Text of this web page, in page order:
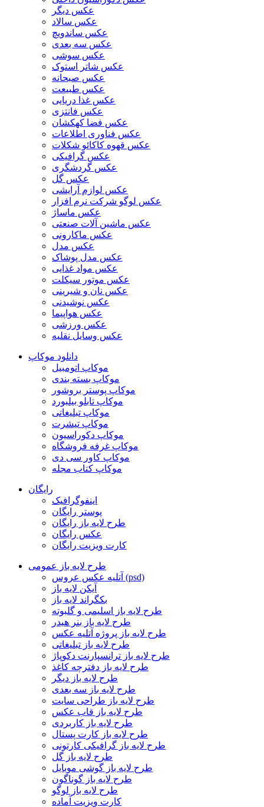
عکس دیگر
عکس سالاد
عکس ساندویچ
عکس سه بعدی
عکس سوشی
عکس شاتر استوک
عکس صبحانه
عکس طبیعت
عکس غذا دریایی
عکس فانتزی
عکس فضا کهکشان
عکس فناوری اطلاعات
عکس قهوه کاکائو شکلات
عکس گرافیکی
عکس گردشگری
عکس گل
عکس لوازم آرایشی
عکس لوگو شرکت نرم افزار
عکس ماساژ
عکس ماشین آلات صنعتی
عکس ماکارونی
عکس مدل
عکس مدل پوشاک
عکس مواد غذایی
عکس موتور سیکلت
عکس نان و شیرینی
عکس نوشیدنی
عکس هواپیما
عکس ورزشی
عکس وسایل نقلیه
دانلود موکاپ
موکاپ اتومبیل
موکاپ بسته بندی
موکاپ پوستر بروشور
موکاپ تابلو بیلبورد
موکاپ تبلیغاتی
موکاپ تیشرت
موکاپ دکوراسیون
موکاپ غرفه فروشگاه
موکاپ کاور سی دی
موکاپ کتاب مجله
رایگان
اینفوگرافیک
پوستر رایگان
طرح لایه باز رایگان
عکس رایگان
کارت ویزیت رایگان
طرح لایه باز عمومی
آتلیه عکس عروس (psd)
آیکن لایه باز
بکگراند لایه باز
طرح لایه باز اسلیمی و گلبوته
طرح لایه باز بنر هیدر
طرح لایه باز پروژه آتلیه عکس
طرح لایه باز تبلیغاتی
طرح لایه باز ترانسپارنت دکوپاژ
طرح لایه باز دفترچه کاغذ
طرح لایه باز دیگر
طرح لایه باز سه بعدی
طرح لایه باز طراحی سایت
طرح لایه باز قاب عکس
طرح لایه باز کاربردی
طرح لایه باز کارت پستال
طرح لایه باز گرافیکی کارتونی
طرح لایه باز گل
طرح لایه باز گوشی موبایل
طرح لایه باز گوناگون
طرح لایه باز لوگو
کارت ویزیت آماده